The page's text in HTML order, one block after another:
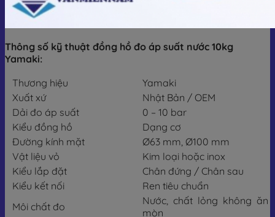
Thông số kỹ thuật đồng hồ đo áp suất nước 10kg
Yamaki:
Thương hiệu
Yamaki
Xuất xứ
Nhật Bản / OEM
Dải đo áp suất
0 – 10 bar
Kiểu đồng hồ
Dạng cơ
Đường kính mặt
Ø63 mm, Ø100 mm
Vật liệu vỏ
Kim loại hoặc inox
Kiểu lắp đặt
Chân đứng / Chân sau
Kiểu kết nối
Ren tiêu chuẩn
Môi chất đo
Nước, chất lỏng không ăn
mòn